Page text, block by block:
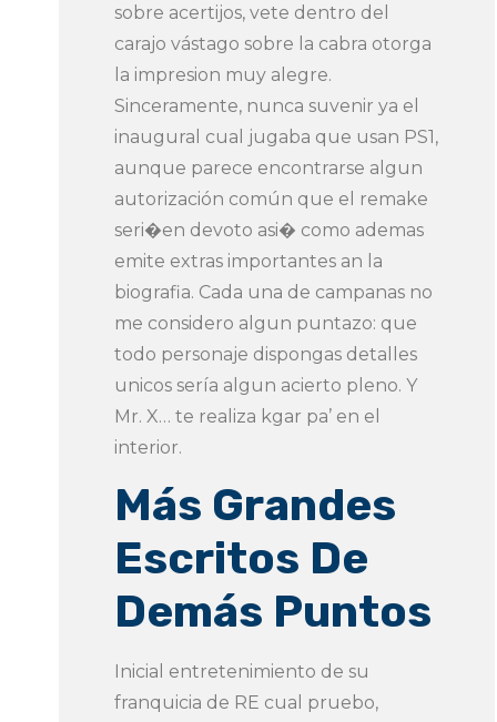
sobre acertijos, vete dentro del
carajo vástago sobre la cabra otorga
la impresion muy alegre.
Sinceramente, nunca suvenir ya el
inaugural cual jugaba que usan PS1,
aunque parece encontrarse algun
autorización común que el remake
seri�en devoto asi� como ademas
emite extras importantes an la
biografia. Cada una de campanas no
me considero algun puntazo: que
todo personaje dispongas detalles
unicos serí­a algun acierto pleno. Y
Mr. X… te realiza kgar pa’ en el
interior.
Más Grandes
Escritos De
Demás Puntos
Inicial entretenimiento de su
franquicia de RE cual pruebo,